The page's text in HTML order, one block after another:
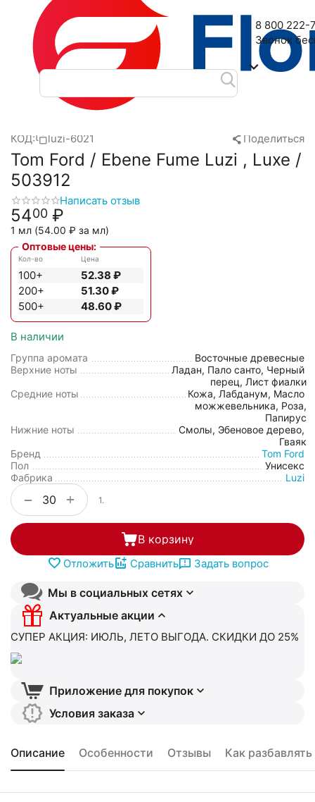
Наш адрес: 2-я Дубровская улица, 6
8 800 222-
Звонок
КОД: luzi-6021 Поделиться
Tom Ford / Ebene Fume Luzi , Luxe /
503912
Написать отзыв
5400 ₽
1 мл (54.00 ₽ за мл)
Оптовые цены:
Кол-во
100+
200+
500+
Цена
52.38 ₽
51.30₽
48.60₽
В наличии
Группа аромата
Восточные древесные
Верхние ноты
Ладан, Пало санто, Черный
перец, Лист фиалки
Средние ноты
Кожа, Лабданум, Масло
можжевельника, Роза,
Папирус
Нижние ноты
Смолы, Эбеновое дерево,
Гваяк
Бренд
Tom Ford
Пол
Унисекс
Фабрика
Luzi
+
− 1.
В корзину
Отложить Сравнить Задать вопрос
Мы в социальных сетях
Актуальные акции
СУПЕР АКЦИЯ: ИЮЛЬ, ЛЕТО ВЫГОДА. СКИДКИ ДО 25%
Приложение для покупок
Условия заказа
Описание Особенности Отзывы Как